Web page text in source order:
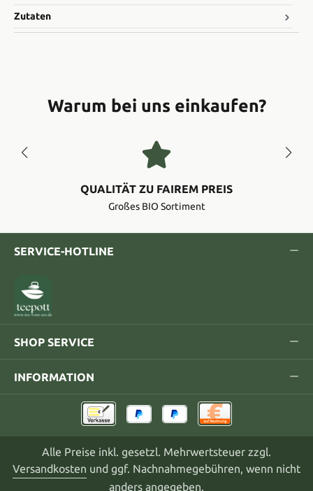
Zutaten
Warum bei uns einkaufen?
QUALITÄT ZU FAIREM PREIS
Großes BIO Sortiment
SERVICE-HOTLINE
SHOP SERVICE
INFORMATION
Alle Preise inkl. gesetzl. Mehrwertsteuer zzgl.
Versandkosten und ggf. Nachnahmegebühren, wenn nicht
anders angegeben.